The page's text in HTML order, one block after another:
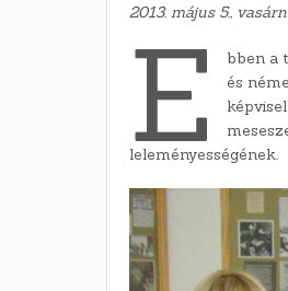
2013. május 5.,
E
bben a
és
leleményességének.